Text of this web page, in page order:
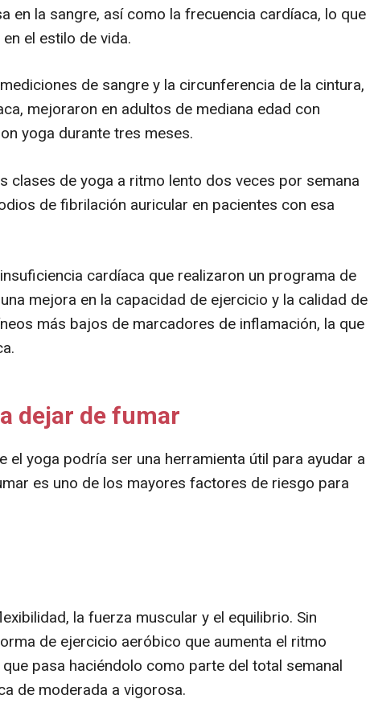
en la sangre, así como la frecuencia cardíaca, lo que
el estilo de vida.
de sangre y la circunferencia de la cintura,
mejoraron en adultos de mediana edad con
yoga durante tres meses.
clases de yoga a ritmo lento dos veces por semana
de fibrilación auricular en pacientes con esa
cardíaca que realizaron un programa de
mejora en la capacidad de ejercicio y la calidad de
más bajos de marcadores de inflamación, la que
dejar de fumar
el yoga podría ser una herramienta útil para ayudar a
es uno de los mayores factores de riesgo para
la fuerza muscular y el equilibrio. Sin
de ejercicio aeróbico que aumenta el ritmo
pasa haciéndolo como parte del total semanal
de moderada a vigorosa.